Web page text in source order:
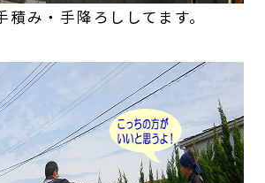
積み・手降ろししてます。